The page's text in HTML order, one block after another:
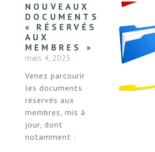
NOUVEAUX
DOCUMENTS
« RÉSERVÉS
AUX
MEMBRES »
mars 4, 2025
Venez parcourir
les documents
réservés aux
membres, mis à
jour, dont
notamment :